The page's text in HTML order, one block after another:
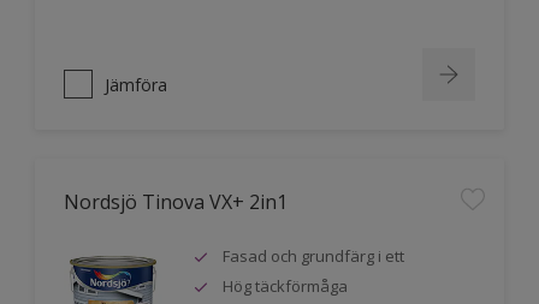
Jämföra
Nordsjö Tinova VX+ 2in1
Fasad och grundfärg i ett
Hög täckförmåga